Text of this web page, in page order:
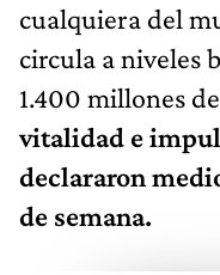
cualquiera del
circula a niveles
1.400 millones
vitalidad e
declararon
de semana.